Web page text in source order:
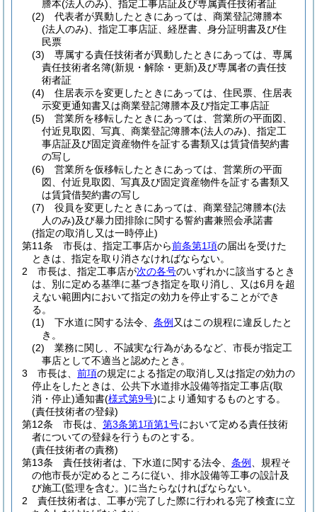
謄本(法人のみ) 、指定工事店証及び専属責任技術者証
(2)
代表者が異動したときにあっては、商業登記簿謄本
(法人のみ) 、指定工事店証、経歴書、身分証明書及び住
民票
(3)
専属する責任技術者が異動したときにあっては、専属
責任技術者名簿(新規・解除・更新)及び専属者の責任技
術者証
(4)
住居表示を変更したときにあっては、住民票、住居表
示変更通知書又は商業登記簿謄本及び指定工事店証
(5)
営業所を移転したときにあっては、営業所の平面図、
付近見取図、写真、商業登記簿謄本(法人のみ) 、指定工
事店証及び固定資産物件を証する書類又は賃貸借契約書
の写し
(6)
営業所を仮移転したときにあっては、営業所の平面
図、付近見取図、写真及び固定資産物件を証する書類又
は賃貸借契約書の写し
(7)
役員を変更したときにあっては、商業登記簿謄本(法
人のみ)及び暴力団排除に関する誓約書兼照会承諾書
(指定の取消し又は一時停止)
第11条
市長は、指定工事店から前条第1項の届出を受けた
ときは、指定を取り消さなければならない。
2
市長は、指定工事店が次の各号のいずれかに該当するとき
は、別に定める基準に基づき指定を取り消し、又は6月を超
えない範囲内において指定の効力を停止することができ
る。
(1)
下水道に関する法令、 条例 又はこの規程に違反したと
き。
(2)
業務に関し、不誠実な行為があるなど、市長が指定工
事店として不適当と認めたとき。
3
市長は、 前項の規定による指定の取消し又は指定の効力の
停止をしたときは、公共下水道排水設備等指定工事店(取
消・停止)通知書(様式第9号)により通知するものとする。
(責任技術者の登録)
第12条
市長は、 第3条第1項第1号において定める責任技術
者についての登録を行うものとする。
(責任技術者の責務)
第13条
責任技術者は、下水道に関する法令、 条例
、規程そ
の他市長が定めるところに従い、排水設備等工事の設計及
び施工(監理を含む。)に当たらなければならない。
2
責任技術者は、工事が完了した際に行われる完了検査に立